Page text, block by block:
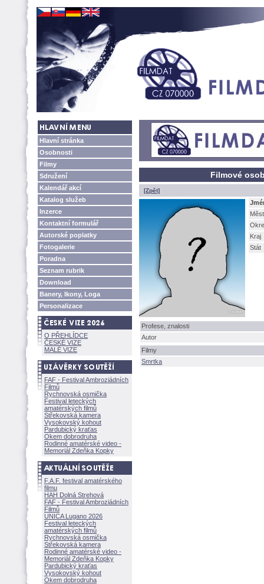
Hlavní stránka
Osobnosti
Filmy
Sdružení
Kalendář akcí
Katalog služeb
Inzerce
Kontaktní formulář
Autorské poplatky
Fotogalerie
Poradna
Seznam rubrik
Download
Banery, Ikony, Loga
Personalizace
O PŘEHLÍDCE
ČESKÉ VIZE
MALÉ VIZE
FAF - Festival Ambroziádních
Filmů
Rychnovská osmička
Festival leteckých
amatérských filmů
Střekovská kamera
Vysokovský kohout
Pardubický kraťas
Okem dobrodruha
Rodinné amatérské video -
Memoriál Zdeňka Kopky
F.A.F. festival amatérského
filmu
HAH Dolná Strehov
FAF - Festival Ambroziádních
Filmů
UNICA Lugano 2026
Festival leteckých
amatérských filmů
Rychnovská osmička
Střekovská kamera
Rodinné amatérské video -
Memoriál Zdeňka Kopky
Pardubický kraťas
Vysokovský kohout
Okem dobrodruha
Filmové
[Zpět]
Kraj
Stát
Profese, znalosti
Autor
Filmy
Smrtka